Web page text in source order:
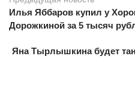
Илья Яббаров купил у
Дорожкиной за 5 тысяч
Яна Тырлышкина будет